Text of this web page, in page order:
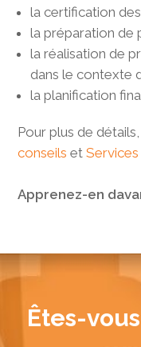
la certification
la préparation de
la réalisation de
dans le contexte
la planification
Pour plus de
conseils et
Apprenez-en
Êtes-